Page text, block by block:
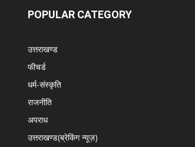
POPULAR CATEGORY
उत्तराखण्ड
फीचर्ड
धर्म-संस्कृति
राजनीति
अपराध
उत्तराखण्ड(ब्रेकिंग न्यूज़)